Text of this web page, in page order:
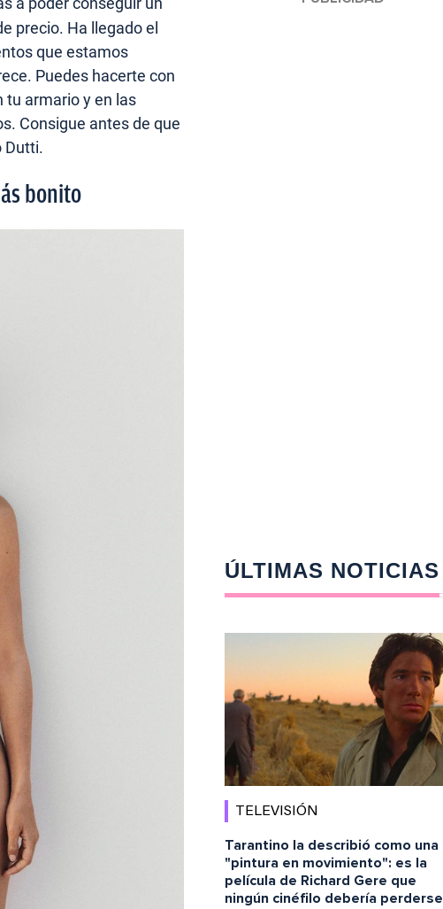
precio. Ha llegado el
que estamos
Puedes hacerte con
tu armario y en las
Consigue antes de que
Dutti.
bonito
ÚLTIMAS NOTICIAS
TELEVISIÓN
Tarantino la describió como una
"pintura en movimiento": es la
película de Richard Gere que
ningún cinéfilo debería perderse